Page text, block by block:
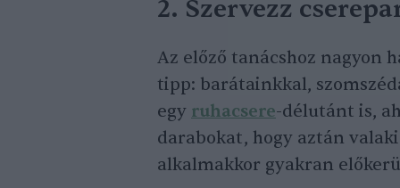
2. Szervezz
Az előző tanácshoz nagyon
tipp: barátainkkal,
egy ruhacsere-délutánt is,
darabokat, hogy aztán
alkalmakkor gyakran